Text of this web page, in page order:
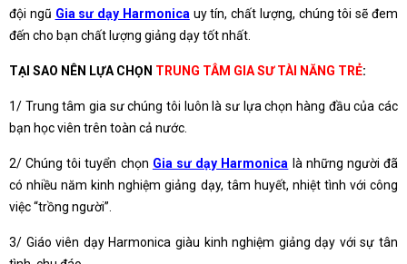
đội ngũ Gia sư dạy Harmonica uy tín, chất lượng, chúng tôi sẽ đem
đến cho bạn chất lượng giảng dạy tốt nhất.
TẠI SAO NÊN LỰA CHỌN TRUNG TÂM GIA SƯ TÀI NĂNG TRẺ:
1/ Trung tâm gia sư chúng tôi luôn là sư lựa chọn hàng đầu của các
bạn học viên trên toàn cả nước.
2/ Chúng tôi tuyển chọn Gia sư dạy Harmonica là những người đã
có nhiều năm kinh nghiệm giảng dạy, tâm huyết, nhiệt tình với công
việc “trồng người”.
3/ Giáo viên dạy Harmonica giàu kinh nghiệm giảng dạy với sự tân